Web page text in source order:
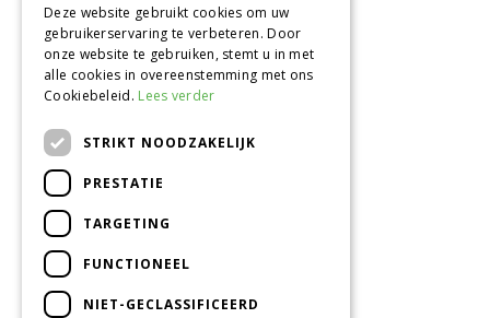
Onze locatie
Tuincentrum Alméérplant
Jac. P. Thijsseweg 4
pinterest
Deze website gebruikt cookies om uw
gebruikerservaring te verbeteren. Door
onze website te gebruiken, stemt u in met
alle cookies in overeenstemming met ons
Cookiebeleid. Lees verder
STRIKT NOODZAKELIJK
PRESTATIE
TARGETING
FUNCTIONEEL
NIET-GECLASSIFICEERD